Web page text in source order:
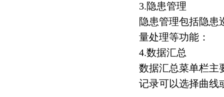
3.隐患管理
隐患管理包括隐患
量处理等功能：
4.数据汇总
数据汇总菜单栏主
记录可以选择曲线